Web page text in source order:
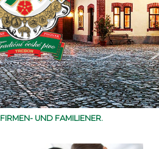
FIRMEN- UND FAMILIENER.